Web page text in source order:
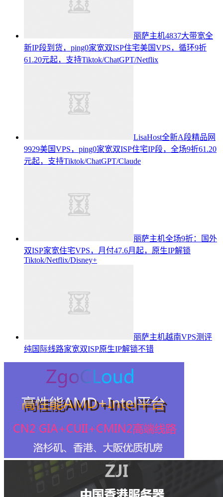
丽萨主机4837大带宽全
新IP段到货，ping0家宽双ISP住宅美国VPS，循环9折
61.20元起，支持Tiktok/ChatGPT/Netflix
LisaHost全新A段精品网
9929美国VPS，ping0家宽双ISP住宅IP段，全场9折61.20
元起，支持Tiktok/ChatGPT/Claude
丽萨主机全场9折：国外
双ISP家宽住宅VPS，月付47.6月起，原生IP解锁
Tiktok/Netflix/Disney+
丽萨主机越南VPS测评
纯国际线路家宽双ISP原生IP解锁不错